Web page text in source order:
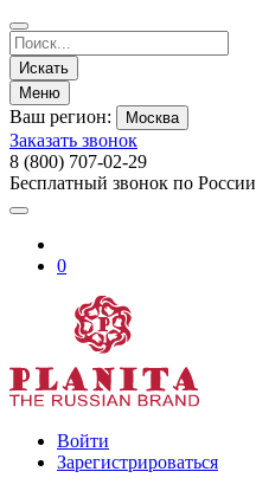
Искать
Меню
Ваш регион: Москва
Заказать звонок
8 (800) 707-02-29
Бесплатный звонок по России
0
Войти
Зарегистрироваться